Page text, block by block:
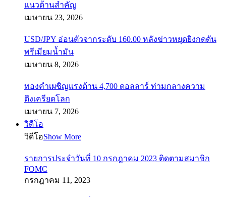
แนวต้านสำคัญ
เมษายน 23, 2026
USD/JPY อ่อนตัวจากระดับ 160.00 หลังข่าวหยุดยิงกดดัน
พรีเมียมน้ำมัน
เมษายน 8, 2026
ทองคำเผชิญแรงต้าน 4,700 ดอลลาร์ ท่ามกลางความ
ตึงเครียดโลก
เมษายน 7, 2026
วิดีโอ
วิดีโอShow More
รายการประจำวันที่ 10 กรกฎาคม 2023 ติดตามสมาชิก
FOMC
กรกฎาคม 11, 2023